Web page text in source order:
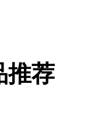
推荐